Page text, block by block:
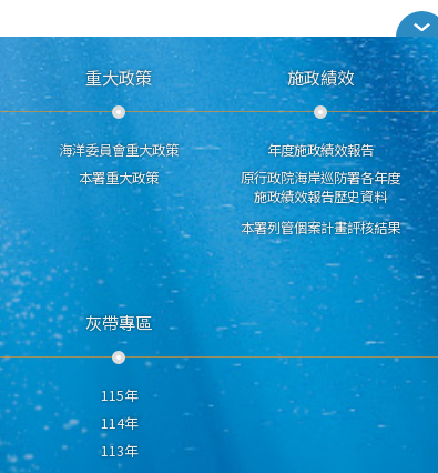
重大政策
海洋委員會重大政策
本署重大政策
施政績效
年度施政績效報告
原行政院海岸巡防署各年度
施政績效報告歷史資料
本署列管個案計畫評核結果
灰帶專區
115年
114年
113年